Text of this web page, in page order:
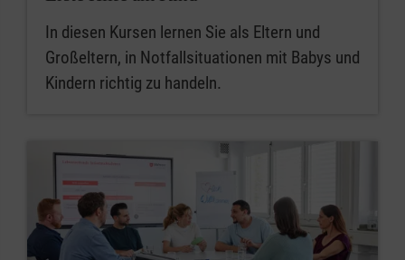
In diesen Kursen lernen Sie als Eltern und
Großeltern, in Notfallsituationen mit Babys und
Kindern richtig zu handeln.